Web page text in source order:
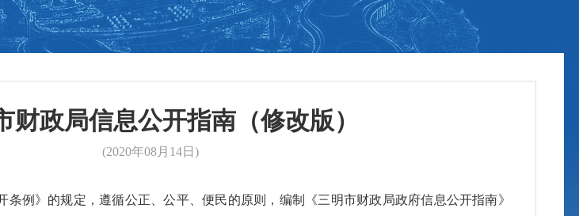
财政局信息公开指南（修改版）
(2020年08月14日)
例》的规定，遵循公正、公平、便民的原则，编制《三明市财政局政府信息公开指南》